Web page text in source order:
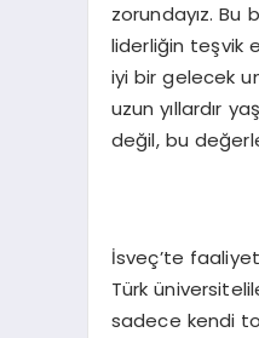
zorundayız.
liderliğin teşvik
iyi bir gelecek
uzun yıllardır
değil, bu
İsveç’te
Türk
sadece kendi